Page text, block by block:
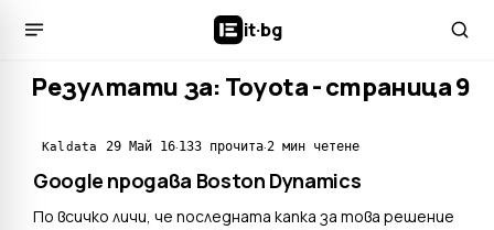
it·bg
Резултати за: Toyota - страница 9
Kaldata 29 Май 16·133 прочита·2 мин четене
Google продава Boston Dynamics
По всичко личи, че последната капка за това решение